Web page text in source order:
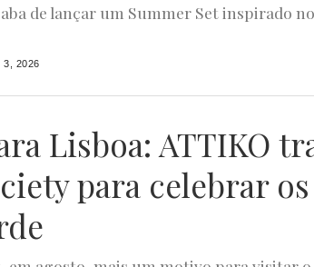
de lançar um Summer Set inspirado
3, 2026
Lisboa: ATTIKO
para celebrar os